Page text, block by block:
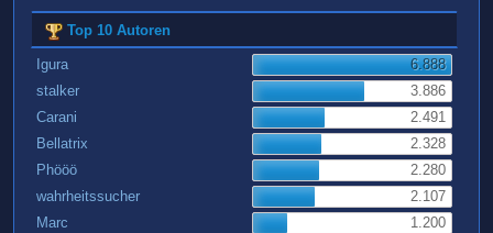
Top 10 Autoren
Igura
6.888
stalker
3.886
Carani
2.491
Bellatrix
2.328
Phööö
2.280
wahrheitssucher
2.107
Marc
1.200